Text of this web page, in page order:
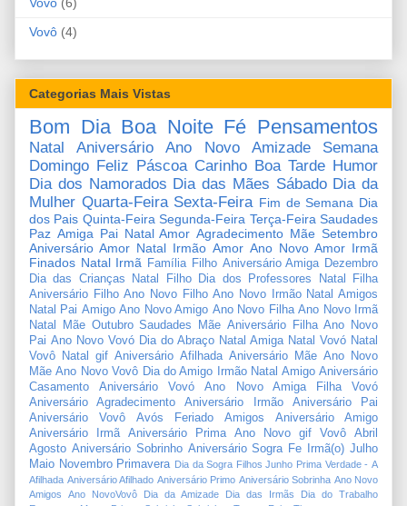
Vovô (4)
Categorias Mais Vistas
Bom Dia Boa Noite Fé Pensamentos
Natal Aniversário Ano Novo Amizade
Semana
Domingo Feliz Páscoa Carinho Boa Tarde Humor
Dia dos Namorados Dia das Mães Sábado Dia da
Mulher Quarta-Feira Sexta-Feira Fim de Semana Dia
dos Pais Quinta-Feira Segunda-Feira Terça-Feira Saudades
Paz Amiga Pai Natal Amor Agradecimento Mãe Setembro
Aniversário Amor Natal Irmão Amor Ano Novo Amor Irmã
Finados Natal Irmã Família Filho Aniversário Amiga Dezembro
Dia das Crianças
Natal Filho Dia dos Professores
Natal Filha
Aniversário Filho Ano Novo Filho Ano Novo Irmão Natal Amigos
Natal Pai Amigo Ano Novo Amigo Ano Novo Filha Ano Novo Irmã
Natal Mãe Outubro Saudades Mãe Aniversário Filha Ano Novo
Pai Ano Novo Vovó Dia do Abraço Natal Amiga Natal Vovó Natal
Vovô
Natal gif Aniversário Afilhada Aniversário Mãe Ano Novo
Mãe Ano Novo Vovô Dia do Amigo Irmão Natal Amigo Aniversário
Casamento
Aniversário Vovó Ano Novo Amiga Filha
Vovó
Aniversário Agradecimento
Aniversário Irmão
Aniversário Pai
Aniversário Vovô
Avós Feriado Amigos
Aniversário Amigo
Aniversário Irmã
Aniversário Prima Ano Novo gif Vovô
Abril
Agosto Aniversário Sobrinho Aniversário Sogra Fe Irmã(o) Julho
Maio Novembro Primavera Dia da Sogra Filhos Junho Prima Verdade - A
Afilhada Aniversário Afilhado Aniversário Primo Aniversário Sobrinha Ano Novo
Amigos
Ano NovoVovô Dia da Amizade Dia das Irmãs
Dia do Trabalho